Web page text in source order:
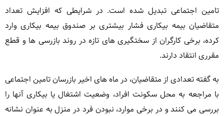
تامین اجتماعی تبدیل شده است. در شرایطی که افزایش تعداد
متقاضیان بیمه بیکاری فشار بیشتری بر صندوق بیمه بیکاری وارد
کرده، برخی کارگران از سختگیری های تازه در روند بازرسی ها و قطع
مقرری انتقاد دارند.
به گفته تعدادی از متقاضیان، در ماه های اخیر بازرسان تامین اجتماعی
با مراجعه به محل سکونت افراد، وضعیت اشتغال یا بیکاری آنها را
بررسی می کنند و در برخی موارد، نبودن فرد در منزل به عنوان نشانه